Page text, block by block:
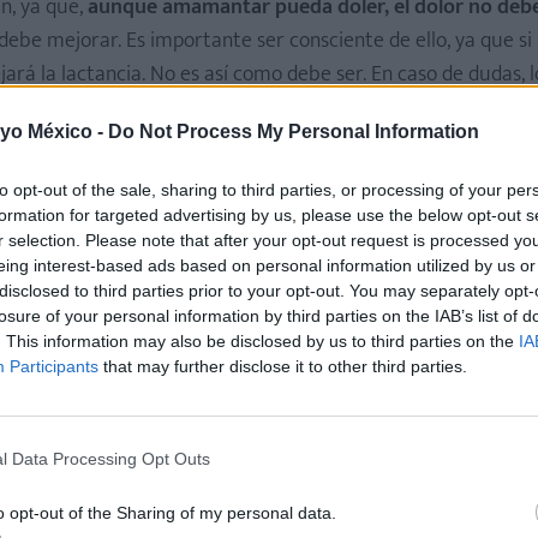
México - Do Not Process My Personal Information
opt-out of the sale, sharing to third parties, or processing of your
for targeted advertising by us, please use the below opt-out
selection. Please note that after your opt-out request is processed
interest-based ads based on personal information utilized by us
to third parties prior to your opt-out. You may separately
of your personal information by third parties on the IAB’s list of
This information may also be disclosed by us to third parties on the
Participants that may further disclose it to other third parties.
Data Processing Opt Outs
opt-out of the Sharing of my personal data.
ya que,aunque amamantar pueda doler, el dolor no
mejorar. Es importante ser consciente de ello, ya que
la lactancia. No es así como debe ser. En caso de dudas,
existe. De hecho, las variaciones que pueden existir entre
Según explica Alba Padró enEl Mundo,la glándula
que no olvida ningún ingrediente para que ésta sea la
debe acudir al pediatra para que valore las causas y ver